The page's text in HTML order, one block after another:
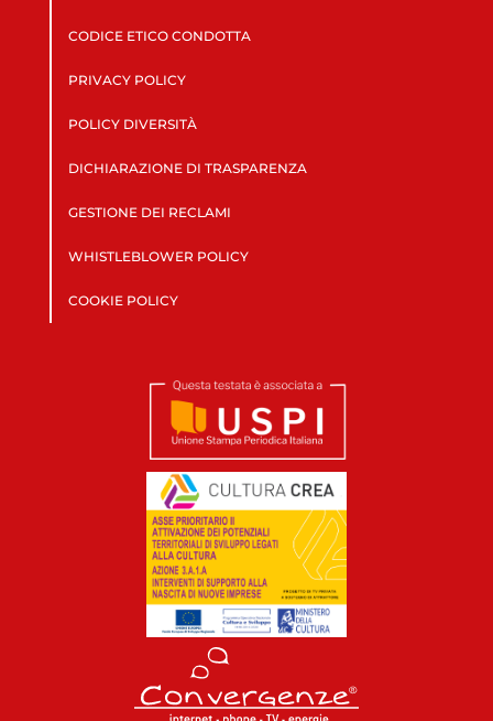
CODICE ETICO CONDOTTA
PRIVACY POLICY
POLICY DIVERSITÀ
DICHIARAZIONE DI TRASPARENZA
GESTIONE DEI RECLAMI
WHISTLEBLOWER POLICY
COOKIE POLICY